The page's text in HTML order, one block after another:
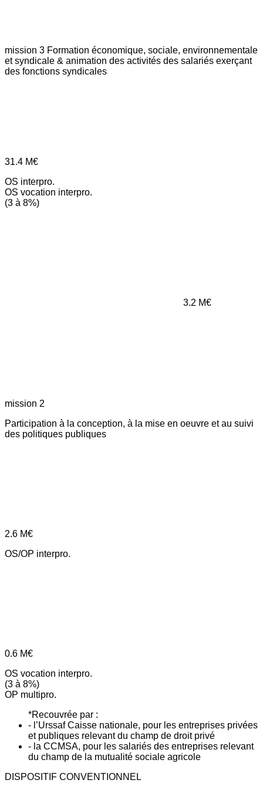
mission 3 Formation économique, sociale, environnementale
et syndicale & animation des activités des salariés exerçant
des fonctions syndicales
31.4 M€
OS interpro.
OS vocation interpro.
(3 à 8%)
3.2 M€
mission 2
Participation à la conception, à la mise en oeuvre et au suivi
des politiques publiques
2.6 M€
OS/OP interpro.
0.6 M€
OS vocation interpro.
(3 à 8%)
OP multipro.
*Recouvrée par :
- l’Urssaf Caisse nationale, pour les entreprises privées
et publiques relevant du champ de droit privé
- la CCMSA, pour les salariés des entreprises relevant
du champ de la mutualité sociale agricole
DISPOSITIF CONVENTIONNEL